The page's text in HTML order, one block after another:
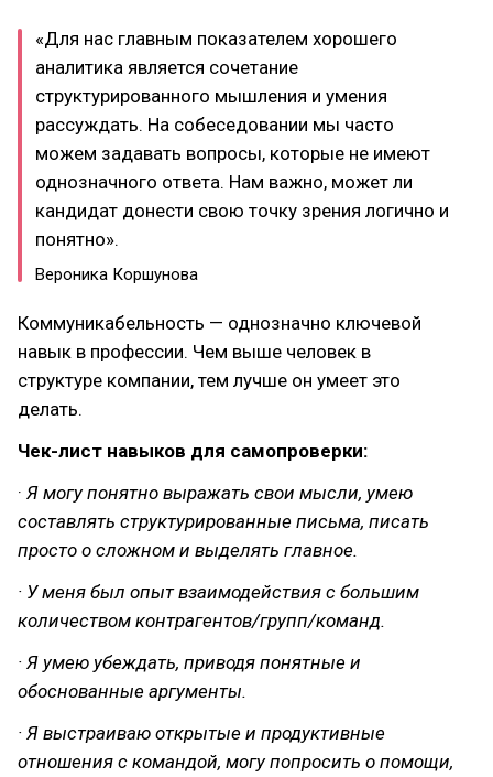
«Для нас главным показателем хорошего
аналитика является сочетание
структурированного мышления и умения
рассуждать. На собеседовании мы часто
можем задавать вопросы, которые не имеют
однозначного ответа. Нам важно, может ли
кандидат донести свою точку зрения логично и
понятно».
Вероника Коршунова
Коммуникабельность — однозначно ключевой
навык в профессии. Чем выше человек в
структуре компании, тем лучше он умеет это
делать.
Чек-лист навыков для самопроверки:
· Я могу понятно выражать свои мысли, умею
составлять структурированные письма, писать
просто о сложном и выделять главное.
· У меня был опыт взаимодействия с большим
количеством контрагентов/групп/команд.
· Я умею убеждать, приводя понятные и
обоснованные аргументы.
· Я выстраиваю открытые и продуктивные
отношения с командой, могу попросить о помощи,